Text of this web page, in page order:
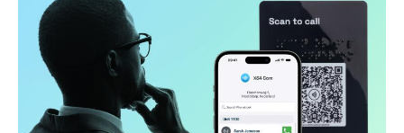
Colombia
Español